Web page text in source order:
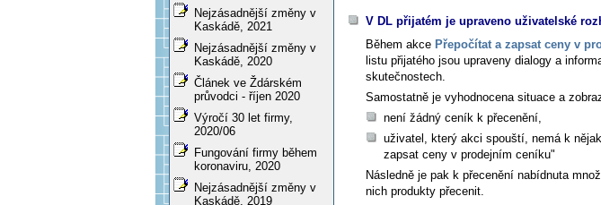
Nejzásadnější změny v
Kaskádě, 2021
Nejzásadnější změny v
Kaskádě, 2020
Článek ve Ždárském
průvodci - říjen 2020
Výročí 30 let firmy,
2020/06
Fungování firmy během
koronaviru, 2020
Nejzásadnější změny v
Kaskádě, 2019
V DL přijatém je upraveno uživatelské
Během akce Přepočítat a zapsat ceny v
listu přijatého jsou upraveny dialogy a
skutečnostech.
Samostatně je vyhodnocena situace a
není žádný ceník k přecenění,
uživatel, který akci spouští, nemá k
zapsat ceny v prodejním ceníku"
Následně je pak k přecenění nabídnuta
nich produkty přecenit.